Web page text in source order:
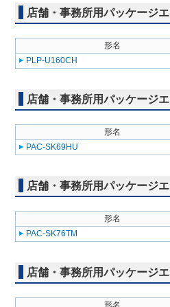
店舗・事務所用パッケージ
形名
PLP-U160CH
店舗・事務所用パッケージ
形名
PAC-SK69HU
店舗・事務所用パッケージ
形名
PAC-SK76TM
店舗・事務所用パッケージ